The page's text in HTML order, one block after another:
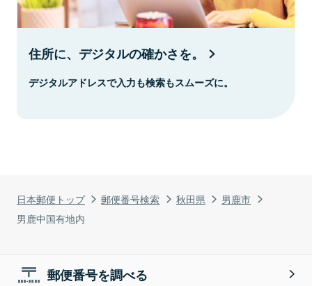
日本郵便トップ 郵便番号検索 秋田県
男鹿市
男鹿中国有地内
住所に、デジタルの確かさを。
デジタルアドレスで入力も検索もスムーズに。
郵便番号を調べる